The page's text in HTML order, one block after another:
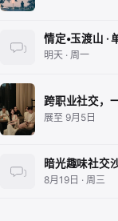
情定•玉渡山 ·
明天 · 周一
跨职业社交，
展至 9月5日
暗光趣味社交
8月19日 · 周三